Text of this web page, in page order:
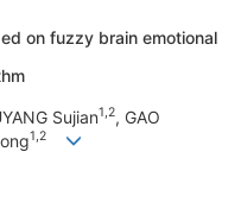
on fuzzy brain emotional
Sujian1,2, GAO
1,2